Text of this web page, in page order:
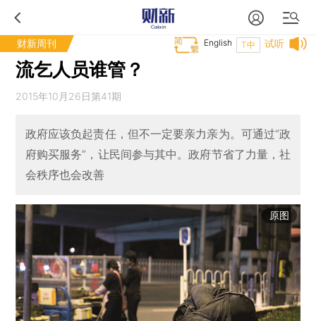
财新周刊 试听
T中
English
流乞人员谁管？
2015年10月26日第41期
政府应该负起责任，但不一定要亲力亲为。可通过“政
府购买服务”，让民间参与其中。政府节省了力量，社
会秩序也会改善
原图